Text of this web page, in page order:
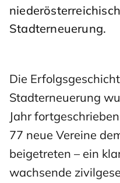
Stadterneuerung.
Die
Stadterneuerung
Jahr
77 neue Vereine
beigetreten – ein
wachsende